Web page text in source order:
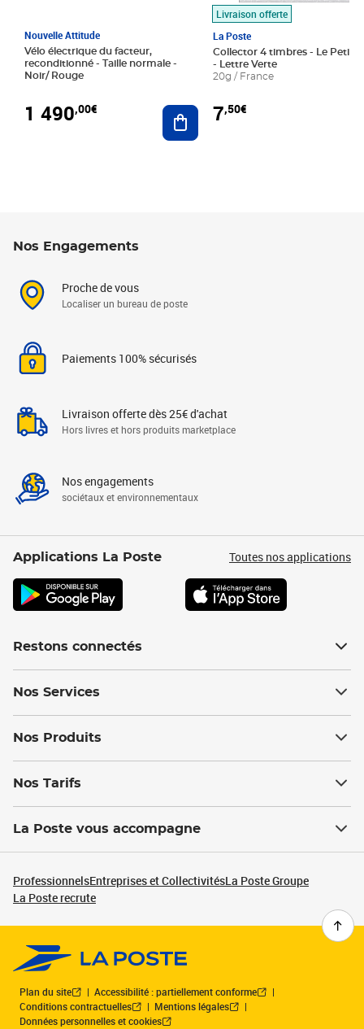
Nouvelle Attitude
Vélo électrique du facteur,
reconditionné - Taille normale -
Noir/ Rouge
1 490,00€ Ajouter au panier
Livraison offerte
La Poste
Collector 4 timbres - Le Petit
- Lettre Verte
20g / France
7,50€
Nos Engagements
Proche de vous
Localiser un bureau de poste
Paiements 100% sécurisés
Livraison offerte dès 25€ d'achat
Hors livres et hors produits marketplace
Nos engagements
sociétaux et environnementaux
Applications La Poste Toutes nos applications
Restons connectés
Nos Services
Nos Produits
Nos Tarifs
La Poste vous accompagne
ProfessionnelsEntreprises et CollectivitésLa Poste Groupe
La Poste recrute
Plan du site
Accessibilité : partiellement conforme
Conditions contractuelles
Mentions légales
Données personnelles et cookies